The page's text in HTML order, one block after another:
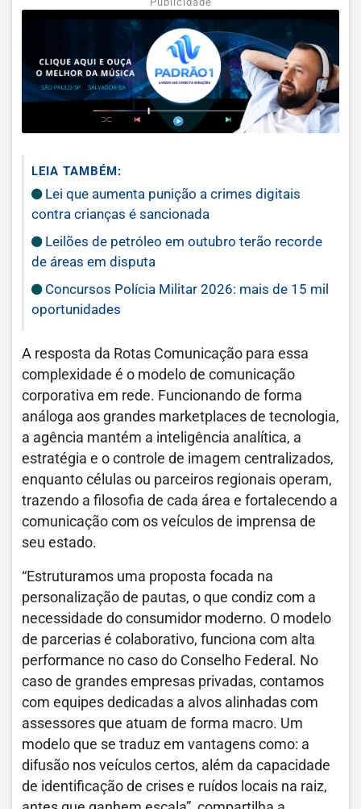
LEIA TAMBÉM:
Lei que aumenta punição a crimes digitais
contra crianças é sancionada
Leilões de petróleo em outubro terão recorde
de áreas em disputa
Concursos Polícia Militar 2026: mais de 15 mil
oportunidades
A resposta da Rotas Comunicação para essa
complexidade é o modelo de comunicação
corporativa em rede. Funcionando de forma
análoga aos grandes marketplaces de tecnologia,
a agência mantém a inteligência analítica, a
estratégia e o controle de imagem centralizados,
enquanto células ou parceiros regionais operam,
trazendo a filosofia de cada área e fortalecendo a
comunicação com os veículos de imprensa de
seu estado.
“Estruturamos uma proposta focada na
personalização de pautas, o que condiz com a
necessidade do consumidor moderno. O modelo
de parcerias é colaborativo, funciona com alta
performance no caso do Conselho Federal. No
caso de grandes empresas privadas, contamos
com equipes dedicadas a alvos alinhadas com
assessores que atuam de forma macro. Um
modelo que se traduz em vantagens como: a
difusão nos veículos certos, além da capacidade
de identificação de crises e ruídos locais na raiz,